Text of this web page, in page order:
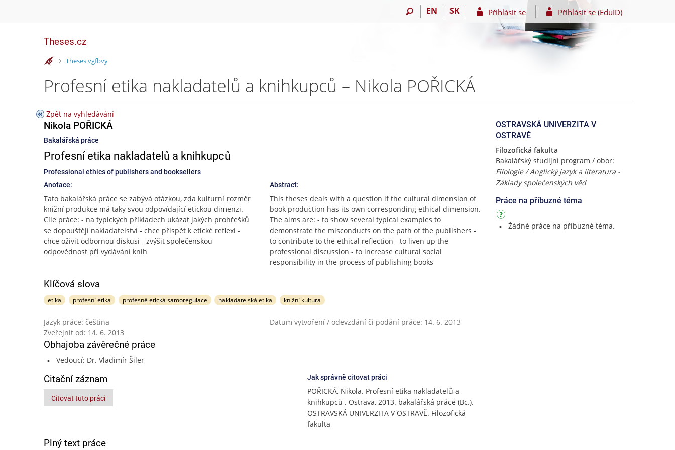
EN SK Přihlásit se Přihlásit se (EduID)
Theses.cz
>
Theses vgfbvy
Profesní etika nakladatelů a knihkupců – Nikola POŘICKÁ
Zpět na vyhledávání
Nikola POŘICKÁ
Bakalářská práce
Profesní etika nakladatelů a knihkupců
Professional ethics of publishers and booksellers
Anotace:
Tato bakalářská práce se zabývá otázkou, zda kulturní rozměr
knižní produkce má taky svou odpovídající etickou dimenzi.
Cíle práce: - na typických příkladech ukázat jakých prohřešků
se dopouštějí nakladatelství - chce přispět k etické reflexi -
chce oživit odbornou diskusi - zvýšit společenskou
odpovědnost při vydávání knih
Abstract:
This theses deals with a question if the cultural dimension of
book production has its own corresponding ethical dimension.
The aims are: - to show several typical examples to
demonstrate the misconducts on the path of the publishers -
to contribute to the ethical reflection - to liven up the
professional discussion - to increase cultural social
responsibility in the process of publishing books
Klíčová slova
etika profesní etika profesně etická samoregulace nakladatelská etika knižní kultura
Jazyk práce: čeština
Datum vytvoření / odevzdání či podání práce: 14. 6. 2013
Zveřejnit od: 14. 6. 2013
Obhajoba závěrečné práce
Vedoucí: Dr. Vladimír Šiler
Citační záznam
Citovat tuto práci
Jak správně citovat práci
POŘICKÁ, Nikola. Profesní etika nakladatelů a
knihkupců . Ostrava, 2013. bakalářská práce (Bc.).
OSTRAVSKÁ UNIVERZITA V OSTRAVĚ. Filozofická
fakulta
Plný text práce
OSTRAVSKÁ UNIVERZITA V
OSTRAVĚ
Filozofická fakulta
Bakalářský studijní program / obor:
Filologie / Anglický jazyk a literatura -
Základy společenských věd
Práce na příbuzné téma
Žádné práce na příbuzné téma.